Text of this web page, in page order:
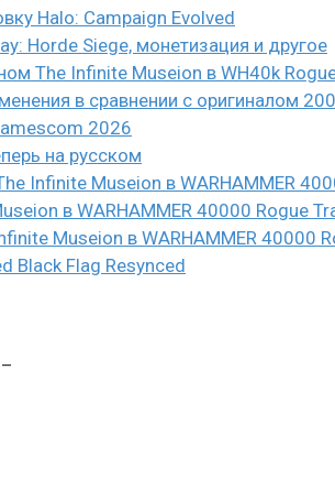
Halo: Campaign Evolved
Horde Siege, монетизация и другое
The Infinite Museion в WH40k
в сравнении с оригиналом
2026
на русском
Infinite Museion в WARHAMMER
в WARHAMMER 40000 Rogue
Museion в WARHAMMER 40000
Black Flag Resynced